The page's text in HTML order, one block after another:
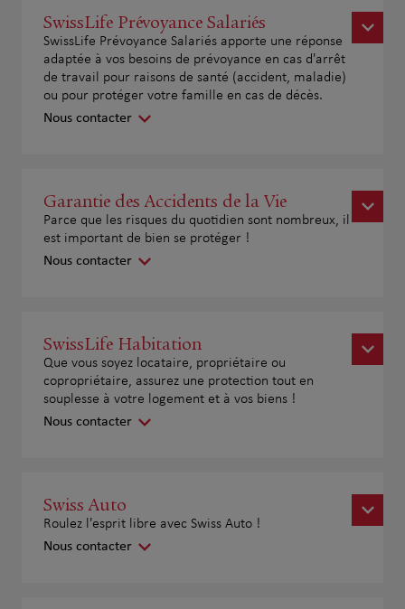
SwissLife Prévoyance Salariés
SwissLife Prévoyance Salariés apporte une réponse
adaptée à vos besoins de prévoyance en cas d'arrêt
de travail pour raisons de santé (accident, maladie)
ou pour protéger votre famille en cas de décès.
Nous contacter
Garantie des Accidents de la Vie
Parce que les risques du quotidien sont nombreux, il
est important de bien se protéger !
Nous contacter
SwissLife Habitation
Que vous soyez locataire, propriétaire ou
copropriétaire, assurez une protection tout en
souplesse à votre logement et à vos biens !
Nous contacter
Swiss Auto
Roulez l'esprit libre avec Swiss Auto !
Nous contacter